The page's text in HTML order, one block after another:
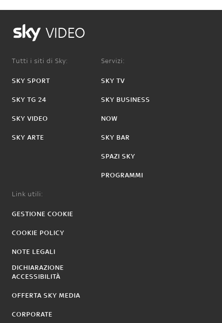
VIDEO
Tutti i siti di Sky:
SKY SPORT
SKY TG 24
SKY VIDEO
SKY ARTE
Servizi:
SKY TV
SKY BUSINESS
NOW
SKY BAR
SPAZI SKY
PROGRAMMI
Link utili:
GESTIONE COOKIE
COOKIE POLICY
NOTE LEGALI
DICHIARAZIONE
ACCESSIBILITÀ
OFFERTA SKY MEDIA
CORPORATE